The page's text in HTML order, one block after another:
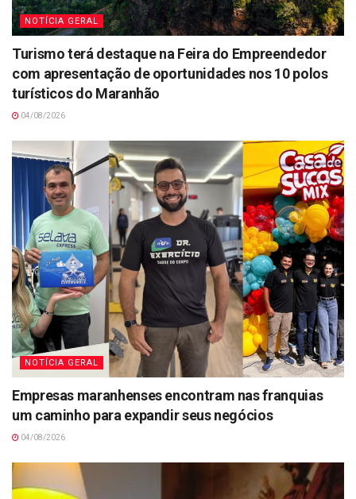
NOTÍCIA GERAL
Turismo terá destaque na Feira do Empreendedor
com apresentação de oportunidades nos 10 polos
turísticos do Maranhão
04/08/2026
NOTÍCIA GERAL
Empresas maranhenses encontram nas franquias
um caminho para expandir seus negócios
04/08/2026